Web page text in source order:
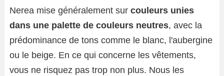
Nerea mise généralement sur couleurs unies
dans une palette de couleurs neutres, avec la
prédominance de tons comme le blanc, l'aubergine
ou le beige. En ce qui concerne les vêtements,
vous ne risquez pas trop non plus. Nous les